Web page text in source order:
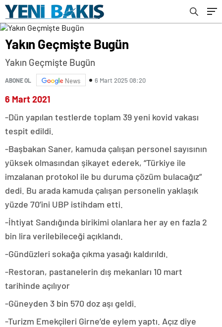
Yakın Geçmişte Bugün
Yakın Geçmişte Bugün
ABONE OL News 6 Mart 2025 08:20
6 Mart 2021
-Dün yapılan testlerde toplam 39 yeni kovid vakası
tespit edildi.
-Başbakan Saner, kamuda çalışan personel sayısının
yüksek olmasından şikayet ederek, “Türkiye ile
imzalanan protokol ile bu duruma çözüm bulacağız”
dedi. Bu arada kamuda çalışan personelin yaklaşık
yüzde 70’ini UBP istihdam etti.
-İhtiyat Sandığında birikimi olanlara her ay en fazla 2
bin lira verilebileceği açıklandı.
-Gündüzleri sokağa çıkma yasağı kaldırıldı.
-Restoran, pastanelerin dış mekanları 10 mart
tarihinde açılıyor
-Güneyden 3 bin 570 doz aşı geldi.
-Turizm Emekçileri Girne’de eylem yaptı. Açız diye